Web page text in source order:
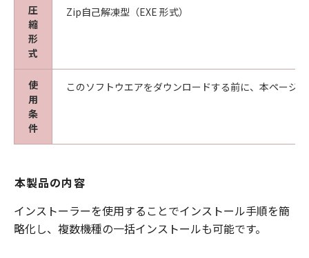
圧
縮
形
式
Zip自己解凍型（EXE 形式）
使
用
条
件
このソフトウエアをダウンロードする前に、本ページ
本製品の内容
インストーラーを使用することでインストール手順を簡
略化し、複数機種の一括インストールも可能です。